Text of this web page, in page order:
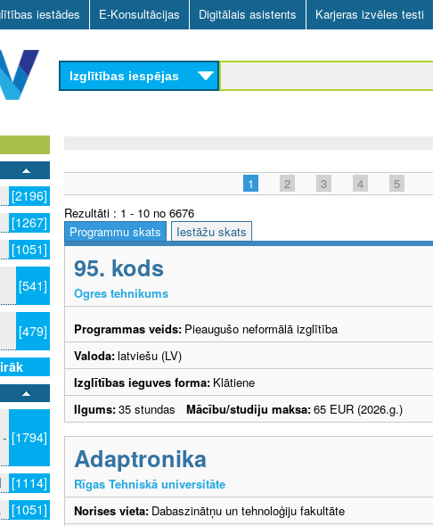
Skip
to
main
content
iestādes E-Konsultācijas Digitālais asistents Karjeras izvēles testi
Izglītības iespējas
[2196]
[1267]
[1051]
[541]
[479]
[1794]
[1114]
[1051]
1 2 3 4 5
Rezultāti : 1 - 10 no 6676
Programmu skats
Iestāžu skats
95. kods
Ogres tehnikums
Programmas veids: Pieaugušo neformālā izglītība
Valoda:latviešu (LV)
Izglītības ieguves forma: Klātiene
Ilgums:35 stundas Mācību/studiju maksa:65 EUR (2026.g.)
Adaptronika
Rīgas Tehniskā universitāte
Norises vieta: Dabaszinātņu un tehnoloģiju fakultāte